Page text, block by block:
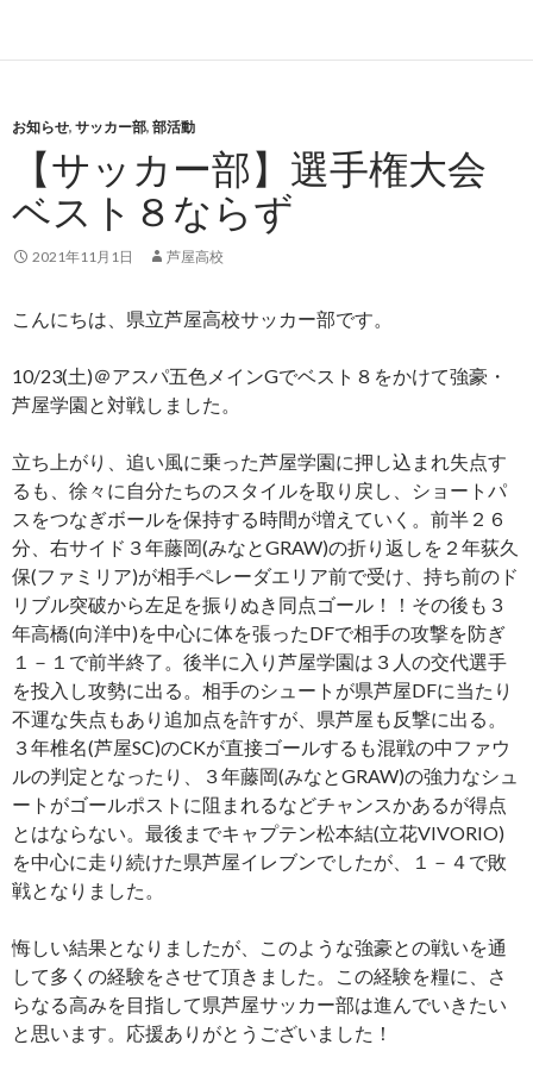
お知らせ, サッカー部, 部活動
【サッカー部】選手権大会
ベスト８ならず
2021年11月1日 芦屋高校
こんにちは、県立芦屋高校サッカー部です。
10/23(土)＠アスパ五色メインGでベスト８をかけて強豪・
芦屋学園と対戦しました。
立ち上がり、追い風に乗った芦屋学園に押し込まれ失点す
るも、徐々に自分たちのスタイルを取り戻し、ショートパ
スをつなぎボールを保持する時間が増えていく。前半２６
分、右サイド３年藤岡(みなとGRAW)の折り返しを２年荻久
保(ファミリア)が相手ペレーダエリア前で受け、持ち前のド
リブル突破から左足を振りぬき同点ゴール！！その後も３
年高橋(向洋中)を中心に体を張ったDFで相手の攻撃を防ぎ
１－１で前半終了。後半に入り芦屋学園は３人の交代選手
を投入し攻勢に出る。相手のシュートが県芦屋DFに当たり
不運な失点もあり追加点を許すが、県芦屋も反撃に出る。
３年椎名(芦屋SC)のCKが直接ゴールするも混戦の中ファウ
ルの判定となったり、３年藤岡(みなとGRAW)の強力なシュ
ートがゴールポストに阻まれるなどチャンスかあるが得点
とはならない。最後までキャプテン松本結(立花VIVORIO)
を中心に走り続けた県芦屋イレブンでしたが、１－４で敗
戦となりました。
悔しい結果となりましたが、このような強豪との戦いを通
して多くの経験をさせて頂きました。この経験を糧に、さ
らなる高みを目指して県芦屋サッカー部は進んでいきたい
と思います。応援ありがとうございました！